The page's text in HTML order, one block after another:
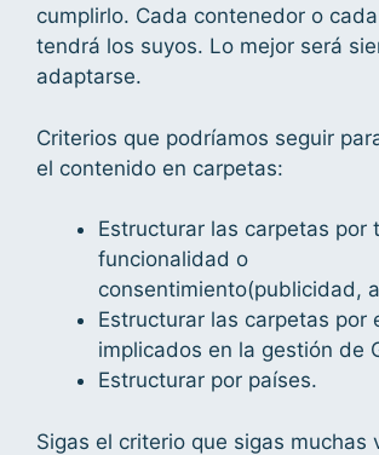
cumplirlo. Cada contenedor o
tendrá los suyos. Lo mejor será
adaptarse.
Criterios que podríamos seguir
el contenido en carpetas:
Estructurar las carpetas por
funcionalidad o
consentimiento(publicidad,
Estructurar las carpetas por
implicados en la gestión de
Estructurar por países.
Sigas el criterio que sigas muchas